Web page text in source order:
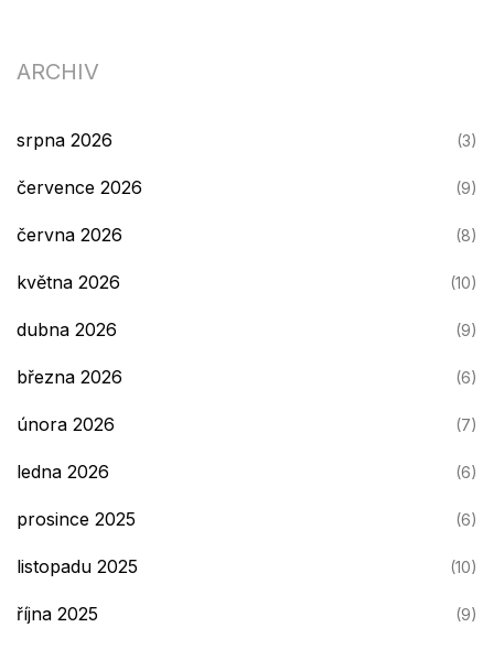
ARCHIV
srpna 2026 (3)
července 2026 (9)
června 2026 (8)
května 2026 (10)
dubna 2026 (9)
března 2026 (6)
února 2026 (7)
ledna 2026 (6)
prosince 2025 (6)
listopadu 2025 (10)
října 2025 (9)